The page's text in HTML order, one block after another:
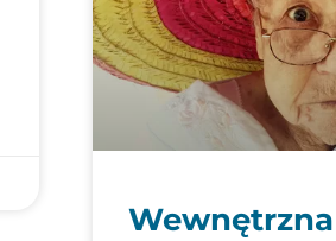
Wewnętrzna